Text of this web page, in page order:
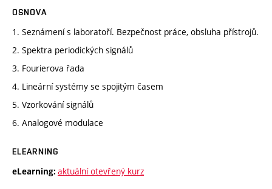
OSNOVA
1. Seznámení s laboratoří. Bezpečnost práce, obsluha přístrojů.
2. Spektra periodických signálů
3. Fourierova řada
4. Lineární systémy se spojitým časem
5. Vzorkování signálů
6. Analogové modulace
ELEARNING
eLearning: aktuální otevřený kurz